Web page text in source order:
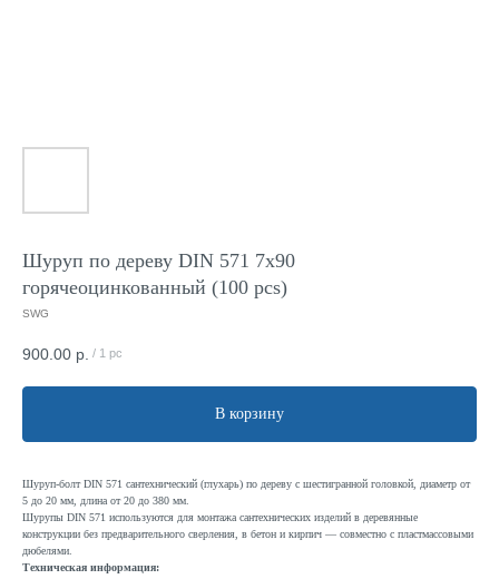
Шуруп по дереву DIN 571 7x90
горячеоцинкованный (100 pcs)
SWG
900.00 р. / 1 pc
В корзину
Шуруп-болт DIN 571 сантехнический (глухарь) по дереву с шестигранной головкой, диаметр от
5 до 20 мм, длина от 20 до 380 мм.
Шурупы DIN 571 используются для монтажа сантехнических изделий в деревянные
конструкции без предварительного сверления, в бетон и кирпич — совместно с пластмассовыми
дюбелями.
Техническая информация: